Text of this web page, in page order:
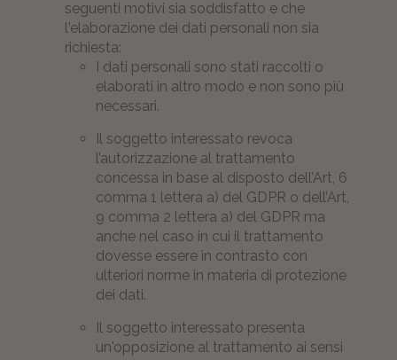
seguenti motivi sia soddisfatto e che
l'elaborazione dei dati personali non sia
richiesta:
I dati personali sono stati raccolti o
elaborati in altro modo e non sono più
necessari.
Il soggetto interessato revoca
l’autorizzazione al trattamento
concessa in base al disposto dell’Art, 6
comma 1 lettera a) del GDPR o dell’Art,
9 comma 2 lettera a) del GDPR ma
anche nel caso in cui il trattamento
dovesse essere in contrasto con
ulteriori norme in materia di protezione
dei dati.
Il soggetto interessato presenta
un'opposizione al trattamento ai sensi